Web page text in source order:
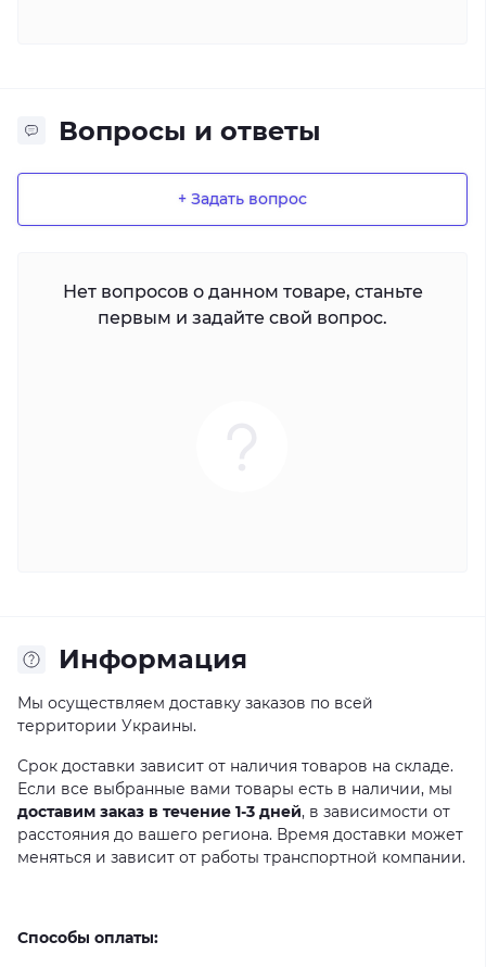
Вопросы и ответы
+ Задать вопрос
Нет вопросов о данном товаре, станьте
первым и задайте свой вопрос.
Информация
Мы осуществляем доставку заказов по всей
территории Украины.
Срок доставки зависит от наличия товаров на складе.
Если все выбранные вами товары есть в наличии, мы
доставим заказ в течение 1-3 дней, в зависимости от
расстояния до вашего региона. Время доставки может
меняться и зависит от работы транспортной компании.
Способы оплаты: